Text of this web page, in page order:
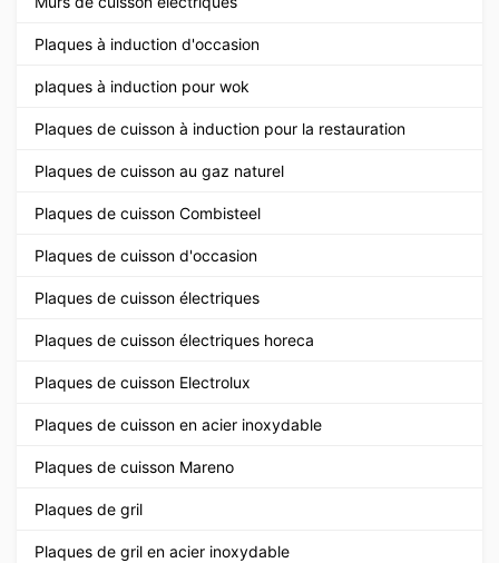
Plaques à induction d'occasion
plaques à induction pour wok
Plaques de cuisson à induction pour la restauration
Plaques de cuisson au gaz naturel
Plaques de cuisson Combisteel
Plaques de cuisson d'occasion
Plaques de cuisson électriques
Plaques de cuisson électriques horeca
Plaques de cuisson Electrolux
Plaques de cuisson en acier inoxydable
Plaques de cuisson Mareno
Plaques de gril
Plaques de gril en acier inoxydable